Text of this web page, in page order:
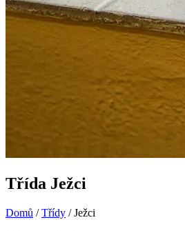
Třída Ježci
Domů / Třídy / Ježci